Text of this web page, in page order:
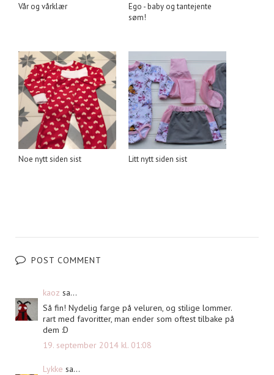
Vår og vårklær
Ego - baby og tantejente
søm!
Noe nytt siden sist Litt nytt siden sist
POST COMMENT
kaoz sa...
Så fin! Nydelig farge på veluren, og stilige lommer.
rart med favoritter, man ender som oftest tilbake på
dem :D
19. september 2014 kl. 01:08
Lykke sa...